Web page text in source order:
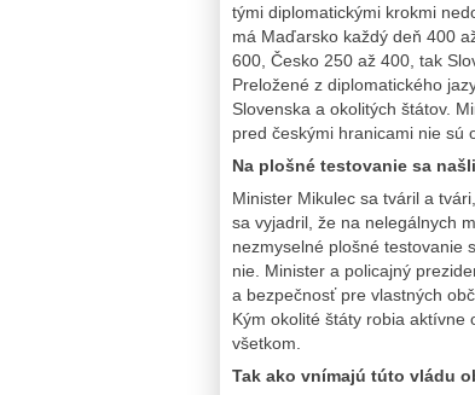
tými diplomatickými krokmi
má Maďarsko každý deň 400
600, Česko 250 až 400, tak
Preložené z diplomatického
Slovenska a okolitých štátov.
pred českými hranicami nie sú
Na plošné testovanie sa
Minister Mikulec sa tváril a
sa vyjadril, že na nelegálnych
nezmyselné plošné testovanie
nie. Minister a policajný
a bezpečnosť pre vlastných
Kým okolité štáty robia aktívne
všetkom.
Tak ako vnímajú túto vládu